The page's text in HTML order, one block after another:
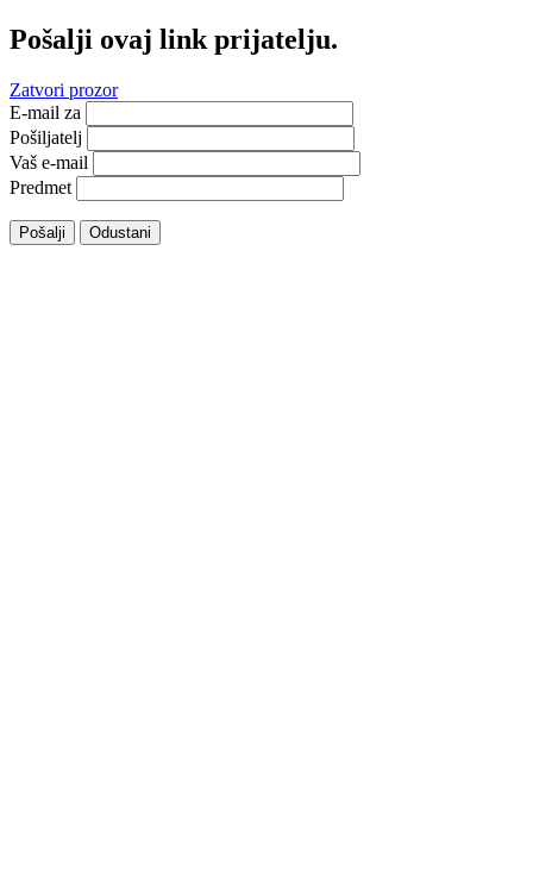
Pošalji ovaj link prijatelju.
Zatvori prozor
E-mail za
Pošiljatelj
Vaš e-mail
Predmet
Pošalji Odustani